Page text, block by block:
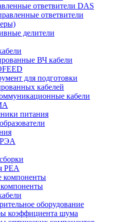
ответвители DAS
ответвители
делители
ВЧ кабели
для подготовки
кабелей
кабели
питания
РЕА
компоненты
оборудование
коэффициента шума